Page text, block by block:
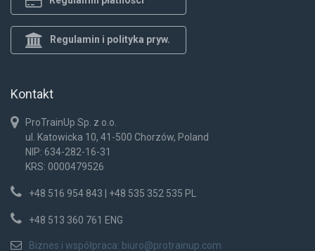
Regulamin i polityka pryw.
Kontakt
ProTrainUp Sp. z o.o.
ul. Katowicka 10, 41-500 Chorzów, Poland
NIP: 634-282-16-31
KRS: 0000479526
+48 516 954 843 | +48 535 352 535 PL
+48 513 360 761 ENG
Biznes i współpraca: biuro@protrainup.com